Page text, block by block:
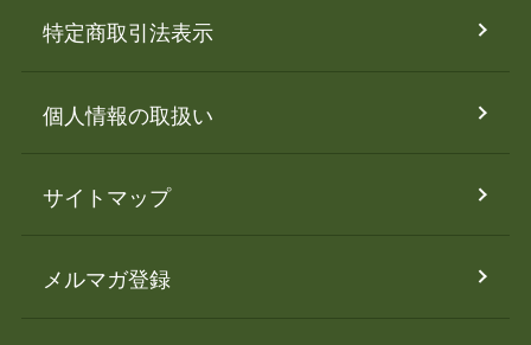
特定商取引法表示
個人情報の取扱い
サイトマップ
メルマガ登録